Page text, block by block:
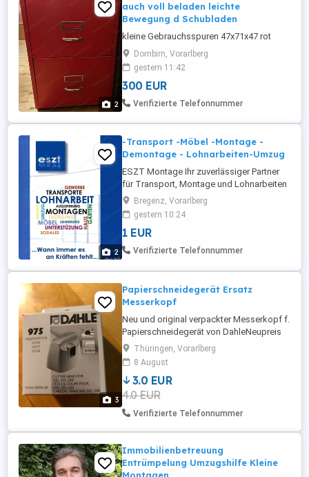
2
auch voll beladen leichte
Bewegung d Schubladen
kleine Gebrauchsspuren 47x71x47 rot
Dornbirn, Vorarlberg
gestern 11:42
300 EUR
Verifizierte Telefonnummer
2
-Transport -Möbel -Montage -
Demontage - Lohnarbeiten-Umzug
ESZT Montage Ihr zuverlässiger Partner
für Transport, Montage und Lohnarbeiten
Benötigen Sie Unterstützung? Wir sind für
Sie da! Wir bieten professionelle
Dienstleistungen für Privatkunden und
Unternehmen. Zuverlässigkeit,
Pünktlichkeit und saubere Arbeit stehen
Bregenz, Vorarlberg
gestern 10:24
1 EUR
Verifizierte Telefonnummer
3
Papierschneidegerät Ersatz
Messerkopf
Neu und original verpackter Messerkopf f.
Papierschneidegerät von DahleNeupreis
14,00-17,00
Thüringen, Vorarlberg
8 August
3.0 EUR
4.0 EUR
Verifizierte Telefonnummer
Immobilienbetreuung
Entrümpelung Umzugshilfe Kleine